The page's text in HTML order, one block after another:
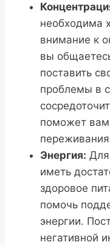
необходима
внимание к
вы
поставить
проблемы в
поможет вам
Энергия:
иметь
здоровое
помочь
энергии.
негативной